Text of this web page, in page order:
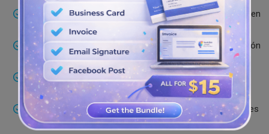
Tiene todo el poder de adquirir los derechos disponibles en
este acuerdo después de firmarlo.
Su contenido no debe ser un tema que requiera una acción
legal.
Al crear un perfil en nuestro sitio web, debe ingresar sus
datos personales de manera precisa.
El contenido del material no debe violar las normas legales
ni molestar a las personas.